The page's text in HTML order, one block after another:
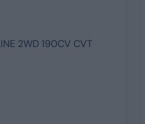
2WD 190CV CVT